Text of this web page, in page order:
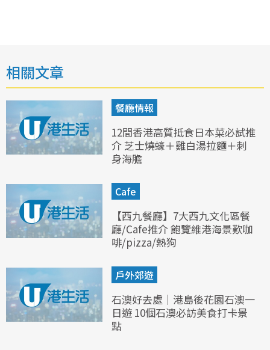
相關文章
餐廳情報
12間香港高質抵食日本菜必試推
介 芝士燒蠔＋雞白湯拉麵＋刺
身海膽
Cafe
【西九餐廳】7大西九文化區餐
廳/Cafe推介 飽覽維港海景歎咖
啡/pizza/熱狗
戶外郊遊
石澳好去處｜港島後花園石澳一
日遊 10個石澳必訪美食打卡景
點